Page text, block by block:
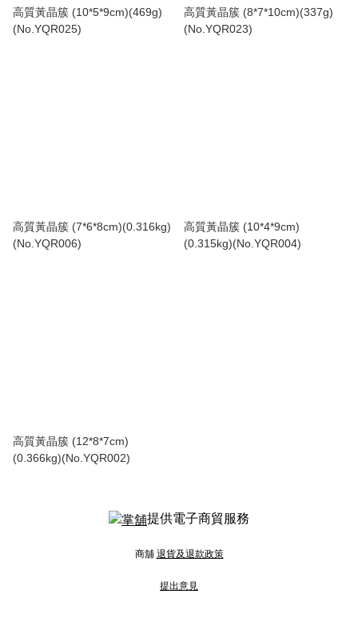
高質黃晶簇 (10*5*9cm)(469g)
(No.YQR025)
高質黃晶簇 (8*7*10cm)(337g)
(No.YQR023)
高質黃晶簇 (7*6*8cm)(0.316kg)
(No.YQR006)
高質黃晶簇 (10*4*9cm)
(0.315kg)(No.YQR004)
高質黃晶簇 (12*8*7cm)
(0.366kg)(No.YQR002)
提供電子商貿服務
商舖 退貨及退款政策
提出意見